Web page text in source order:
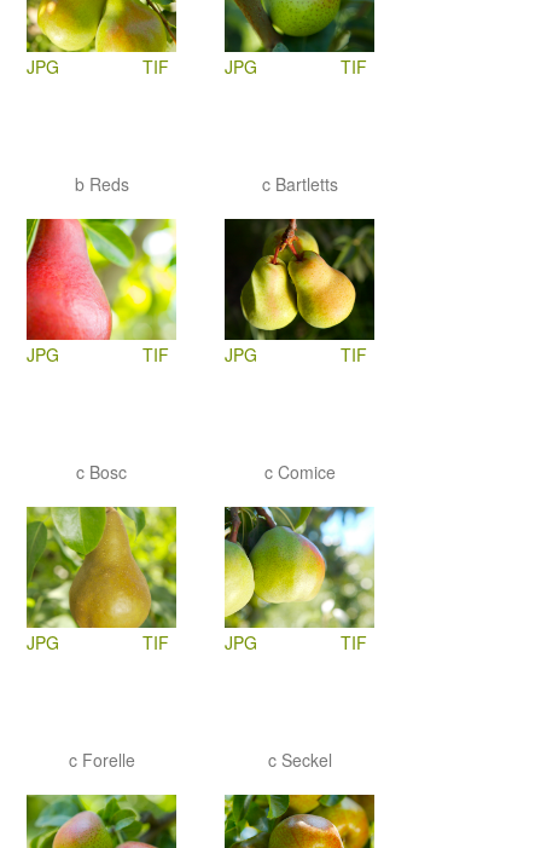
JPG TIF JPG TIF
b Reds
JPG TIF
c Bartletts
JPG TIF
c Bosc
JPG TIF
c Comice
JPG TIF
c Forelle c Seckel